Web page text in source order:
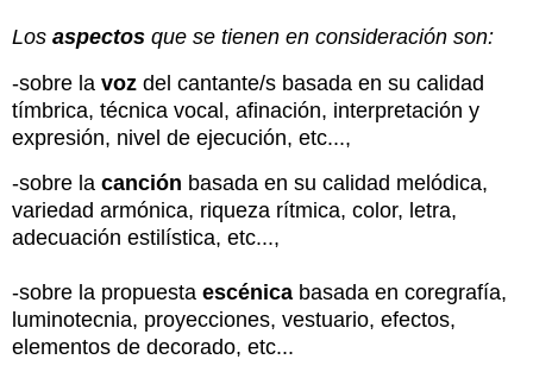
Los aspectos que se tienen en consideración son:
-sobre la voz del cantante/s basada en su calidad
tímbrica, técnica vocal, afinación, interpretación y
expresión, nivel de ejecución, etc...,
-sobre la canción basada en su calidad melódica,
variedad armónica, riqueza rítmica, color, letra,
adecuación estilística, etc...,
-sobre la propuesta escénica basada en coregrafía,
luminotecnia, proyecciones, vestuario, efectos,
elementos de decorado, etc...